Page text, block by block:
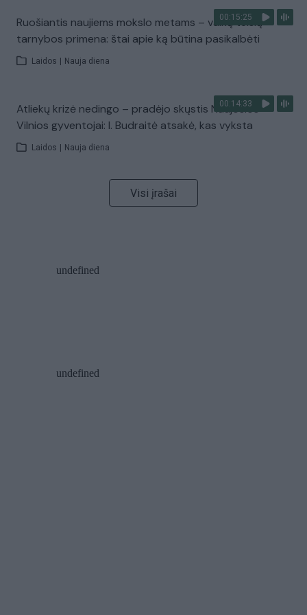
00:15:25
Ruošiantis naujiems mokslo metams – vaikų teisių
tarnybos primena: štai apie ką būtina pasikalbėti
Laidos Nauja diena
00:14:33
Atliekų krizė nedingo – pradėjo skųstis Naujosios
Vilnios gyventojai: I. Budraitė atsakė, kas vyksta
Laidos Nauja diena
Visi įrašai